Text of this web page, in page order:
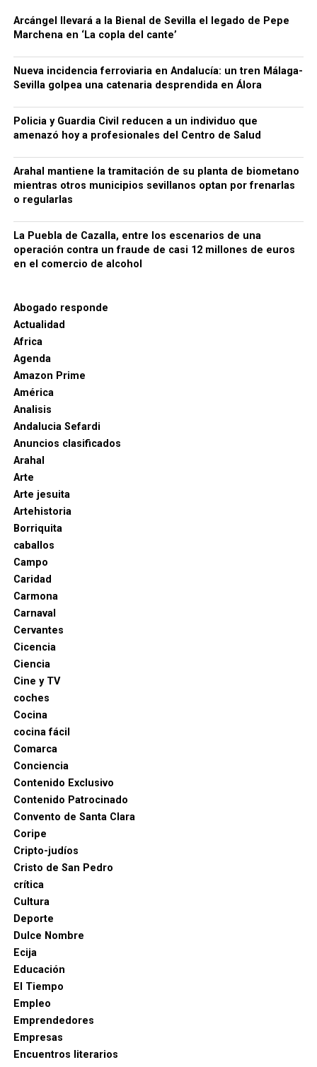
próximo a la comarca.
La investigación continúa abierta, por lo que habrá
que esperar a la evolución de las diligencias para
conocer con mayor precisión el número de
sociedades y personas de La Puebla de Cazalla
afectadas, su función concreta dentro del entramado
y el destino judicial de los detenidos. Por ahora, no
he encontrado en las fuentes oficiales consultadas
datos que permitan identificar públicamente a las
empresas o a los detenidos de La Puebla, de modo
que no sería responsable atribuir nombres o
negocios concretos sin confirmación documental.
Arcángel llevará a la Bienal de Sevilla el legado de Pepe
Marchena en ‘La copla del cante’
Nueva incidencia ferroviaria en Andalucía: un tren Málaga-
Sevilla golpea una catenaria desprendida en Álora
Policia y Guardia Civil reducen a un individuo que
amenazó hoy a profesionales del Centro de Salud
Arahal mantiene la tramitación de su planta de biometano
mientras otros municipios sevillanos optan por frenarlas
o regularlas
La Puebla de Cazalla, entre los escenarios de una
operación contra un fraude de casi 12 millones de euros
en el comercio de alcohol
Abogado responde
Actualidad
Africa
Agenda
Amazon Prime
América
Analisis
Andalucia Sefardi
Anuncios clasificados
Arahal
Arte
Arte jesuita
Artehistoria
Borriquita
caballos
Campo
Caridad
Carmona
Carnaval
Cervantes
Cicencia
Ciencia
Cine y TV
coches
Cocina
cocina fácil
Comarca
Conciencia
Contenido Exclusivo
Contenido Patrocinado
Convento de Santa Clara
Coripe
Cripto-judíos
Cristo de San Pedro
crítica
Cultura
Deporte
Dulce Nombre
Ecija
Educación
El Tiempo
Empleo
Emprendedores
Empresas
Encuentros literarios